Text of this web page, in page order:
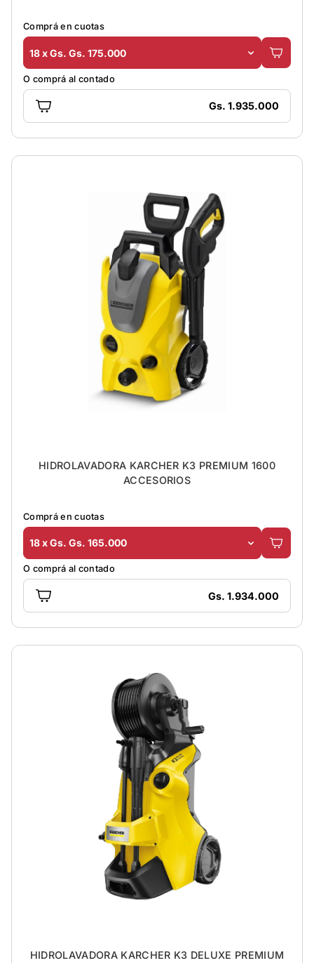
Comprá en cuotas
18 x Gs. Gs. 175.000
O comprá al contado
Gs. 1.935.000
HIDROLAVADORA KARCHER K3 PREMIUM 1600
ACCESORIOS
Comprá en cuotas
18 x Gs. Gs. 165.000
O comprá al contado
Gs. 1.934.000
HIDROLAVADORA KARCHER K3 DELUXE PREMIUM